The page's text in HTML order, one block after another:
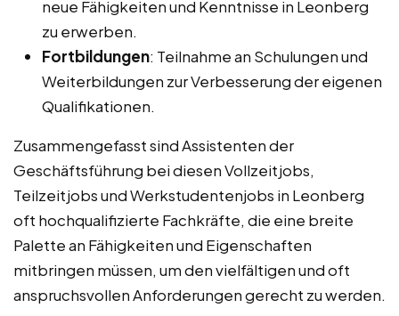
neue Fähigkeiten und Kenntnisse in Leonberg
zu erwerben.
Fortbildungen: Teilnahme an Schulungen und
Weiterbildungen zur Verbesserung der eigenen
Qualifikationen.
Zusammengefasst sind Assistenten der
Geschäftsführung bei diesen Vollzeitjobs,
Teilzeitjobs und Werkstudentenjobs in Leonberg
oft hochqualifizierte Fachkräfte, die eine breite
Palette an Fähigkeiten und Eigenschaften
mitbringen müssen, um den vielfältigen und oft
anspruchsvollen Anforderungen gerecht zu werden.